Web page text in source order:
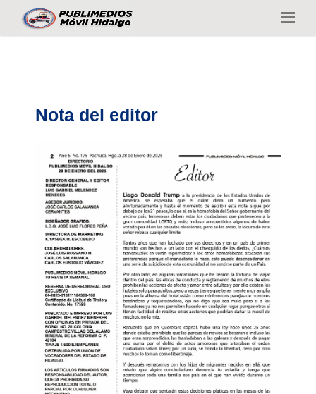
Nota del editor